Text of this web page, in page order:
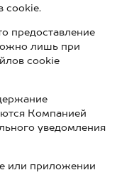
cookie.
предоставление
лишь при
cookie
Компанией
уведомления
или приложении